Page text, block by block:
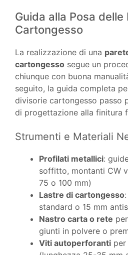
Guida alla Posa delle
Cartongesso
La realizzazione di una
cartongesso segue un
chiunque con buona
seguito, la guida completa
divisorie cartongesso passo
di progettazione alla finitura
Strumenti e Materiali
Profilati metallici:
soffitto, montanti CW
75 o 100 mm)
Lastre di cartongesso
standard o 15 mm
Nastro carta o rete
giunti in polvere o
Viti autoperforanti